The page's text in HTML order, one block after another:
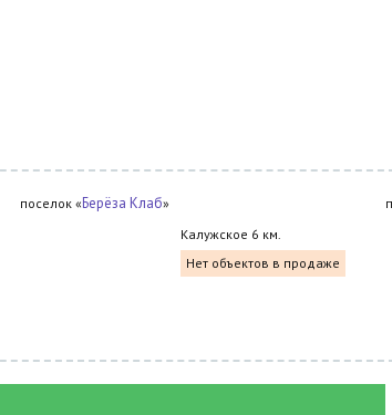
поселок «Берёза Клаб»
Калужское 6 км.
Нет объектов в продаже